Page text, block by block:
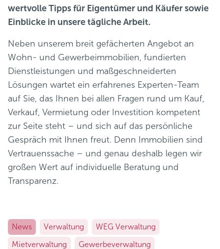
wertvolle Tipps für Eigentümer und Käufer sowie
Einblicke in unsere tägliche Arbeit.
Neben unserem breit gefächerten Angebot an
Wohn- und Gewerbeimmobilien, fundierten
Dienstleistungen und maßgeschneiderten
Lösungen wartet ein erfahrenes Experten-Team
auf Sie, das Ihnen bei allen Fragen rund um Kauf,
Verkauf, Vermietung oder Investition kompetent
zur Seite steht – und sich auf das persönliche
Gespräch mit Ihnen freut. Denn Immobilien sind
Vertrauenssache – und genau deshalb legen wir
großen Wert auf individuelle Beratung und
Transparenz.
News Verwaltung WEG Verwaltung
Mietverwaltung Gewerbeverwaltung